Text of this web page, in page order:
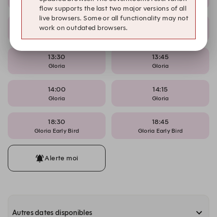
12:30 13:15
13:30
Gloria
13:45
Gloria
14:00
Gloria
14:15
Gloria
18:30
Gloria Early Bird
18:45
Gloria Early Bird
Alerte moi
Autres dates disponibles
flow supports the last two major versions of all
live browsers. Some or all functionality may not
work on outdated browsers.